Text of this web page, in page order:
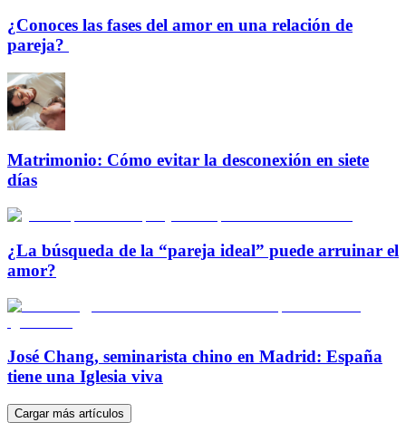
¿Conoces las fases del amor en una relación de
pareja?
Matrimonio: Cómo evitar la desconexión en siete
días
¿La búsqueda de la “pareja ideal” puede arruinar el
amor?
José Chang, seminarista chino en Madrid: España
tiene una Iglesia viva
Cargar más artículos